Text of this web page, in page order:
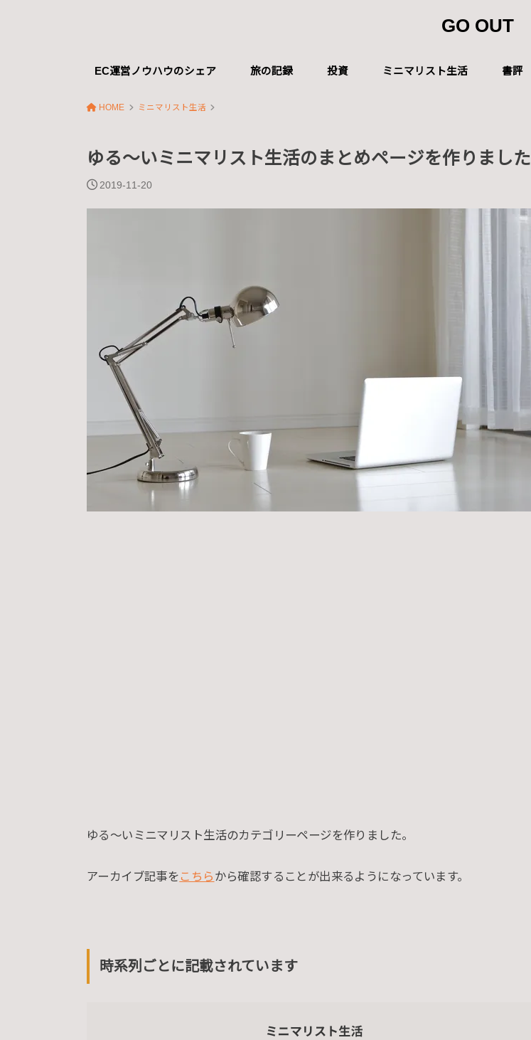
GO OUT
EC運営ノウハウのシェア 旅の記録 投資 ミニマリスト生活 書評
HOME ミニマリスト生活
ゆる〜いミニマリスト生活のまとめページを作りました
2019-11-20
ゆる〜いミニマリスト生活のカテゴリーページを作りました。
アーカイブ記事を こちら から確認することが出来るようになっています。
時系列ごとに記載されています